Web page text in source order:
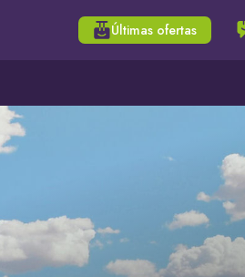
Últimas ofertas